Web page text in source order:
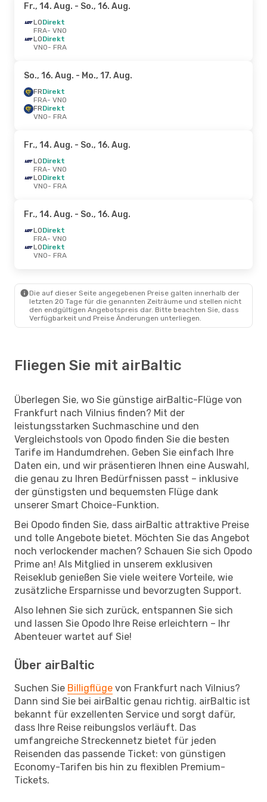
Fr., 14. Aug. - So., 16. Aug.
LODirekt
FRA- VNO
LODirekt
VNO- FRA
So., 16. Aug. - Mo., 17. Aug.
FRDirekt
FRA- VNO
FRDirekt
VNO- FRA
Fr., 14. Aug. - So., 16. Aug.
LODirekt
FRA- VNO
LODirekt
VNO- FRA
Fr., 14. Aug. - So., 16. Aug.
LODirekt
FRA- VNO
LODirekt
VNO- FRA
Die auf dieser Seite angegebenen Preise galten innerhalb der
letzten 20 Tage für die genannten Zeiträume und stellen nicht
den endgültigen Angebotspreis dar. Bitte beachten Sie, dass
Verfügbarkeit und Preise Änderungen unterliegen.
Fliegen Sie mit airBaltic
Überlegen Sie, wo Sie günstige airBaltic-Flüge von
Frankfurt nach Vilnius finden? Mit der
leistungsstarken Suchmaschine und den
Vergleichstools von Opodo finden Sie die besten
Tarife im Handumdrehen. Geben Sie einfach Ihre
Daten ein, und wir präsentieren Ihnen eine Auswahl,
die genau zu Ihren Bedürfnissen passt – inklusive
der günstigsten und bequemsten Flüge dank
unserer Smart Choice-Funktion.
Bei Opodo finden Sie, dass airBaltic attraktive Preise
und tolle Angebote bietet. Möchten Sie das Angebot
noch verlockender machen? Schauen Sie sich Opodo
Prime an! Als Mitglied in unserem exklusiven
Reiseklub genießen Sie viele weitere Vorteile, wie
zusätzliche Ersparnisse und bevorzugten Support.
Also lehnen Sie sich zurück, entspannen Sie sich
und lassen Sie Opodo Ihre Reise erleichtern – Ihr
Abenteuer wartet auf Sie!
Über airBaltic
Suchen Sie Billigflüge von Frankfurt nach Vilnius?
Dann sind Sie bei airBaltic genau richtig. airBaltic ist
bekannt für exzellenten Service und sorgt dafür,
dass Ihre Reise reibungslos verläuft. Das
umfangreiche Streckennetz bietet für jeden
Reisenden das passende Ticket: von günstigen
Economy-Tarifen bis hin zu flexiblen Premium-
Tickets.